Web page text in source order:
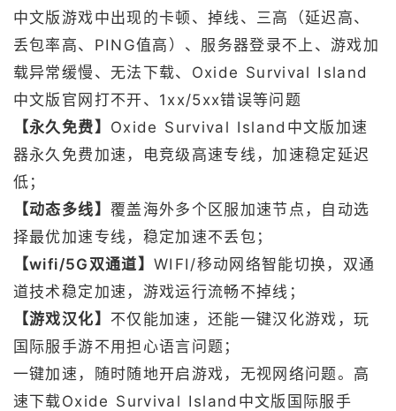
中文版游戏中出现的卡顿、掉线、三高（延迟高、
丢包率高、PING值高）、服务器登录不上、游戏加
载异常缓慢、无法下载、Oxide Survival Island
中文版官网打不开、1xx/5xx错误等问题
【永久免费】 Oxide Survival Island中文版加速
器永久免费加速，电竞级高速专线，加速稳定延迟
低；
【动态多线】 覆盖海外多个区服加速节点，自动选
择最优加速专线，稳定加速不丢包；
【wifi/5G双通道】 WIFI/移动网络智能切换，双通
道技术稳定加速，游戏运行流畅不掉线；
【游戏汉化】 不仅能加速，还能一键汉化游戏，玩
国际服手游不用担心语言问题；
一键加速，随时随地开启游戏，无视网络问题。高
速下载Oxide Survival Island中文版国际服手